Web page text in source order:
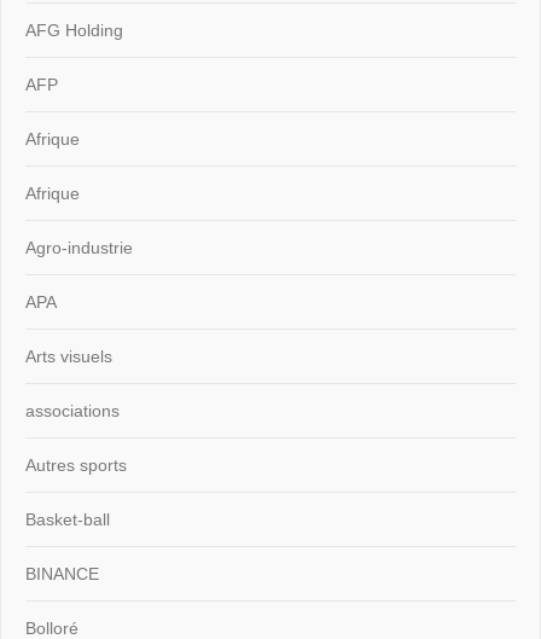
AFG Holding
AFP
Afrique
Afrique
Agro-industrie
APA
Arts visuels
associations
Autres sports
Basket-ball
BINANCE
Bolloré